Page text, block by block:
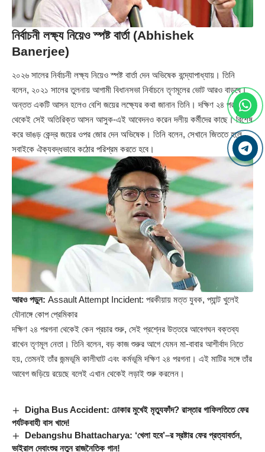
নির্বাচনী লক্ষ্য নিয়েও স্পষ্ট বার্তা (Abhishek
Banerjee)
২০২৬ সালের নির্বাচনী লক্ষ্য নিয়েও স্পষ্ট বার্তা দেন অভিষেক বন্দ্যোপাধ্যায়। তিনি
বলেন, ২০২১ সালের তুলনায় আগামী বিধানসভা নির্বাচনে তৃণমূলের ভোট আরও বাড়বে।
অন্তত একটি আসন হলেও বেশি জয়ের লক্ষ্যের কথা জানান তিনি। দক্ষিণ ২৪ পরগনা
থেকেই সেই অতিরিক্ত আসন আসুক-এই আবেদনও করেন দলীয় কর্মীদের কাছে। বিশেষ
করে ভাঙড় কেন্দ্র জয়ের ওপর জোর দেন অভিষেক। তিনি বলেন, সেখানে জিততে হলে
সবাইকে ঐক্যবদ্ধভাবে কঠোর পরিশ্রম করতে হবে।
আরও পড়ুন: Assault Attempt Incident: পরকীয়ায় মত্ত যুবক, প্যান্ট খুলেই
যৌনাঙ্গে কোপ প্রেমিকার
দক্ষিণ ২৪ পরগনা থেকেই কেন প্রচার শুরু, সেই প্রশ্নের উত্তরে আবেগঘন বক্তব্য
রাখেন তৃণমূল নেতা। তিনি বলেন, বড় কাজ শুরুর আগে যেমন মা-বাবার আশীর্বাদ নিতে
হয়, তেমনই তাঁর জন্মভূমি কালীঘাট এবং কর্মভূমি দক্ষিণ ২৪ পরগনা। এই মাটির সঙ্গে তাঁর
আবেগ জড়িয়ে রয়েছে বলেই এখান থেকেই লড়াই শুরু করলেন।
Digha Bus Accident: ঢোকার মুখেই মৃত্যুফাঁদ? রাস্তার গাফিলতিতে ফের
পর্যটকবাহী বাস খাদে!
Debangshu Bhattacharya: ‘খেলা হবে’–র স্রষ্টার ফের প্রত্যাবর্তন,
ভাইরাল দেবাংশুর নতুন রাজনৈতিক গান!